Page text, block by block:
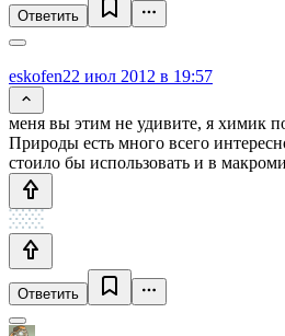
Ответить
eskofen22 июл 2012 в 19:57
меня вы этим не удивите, я химик
Природы есть много всего
стоило бы использовать и в
Ответить